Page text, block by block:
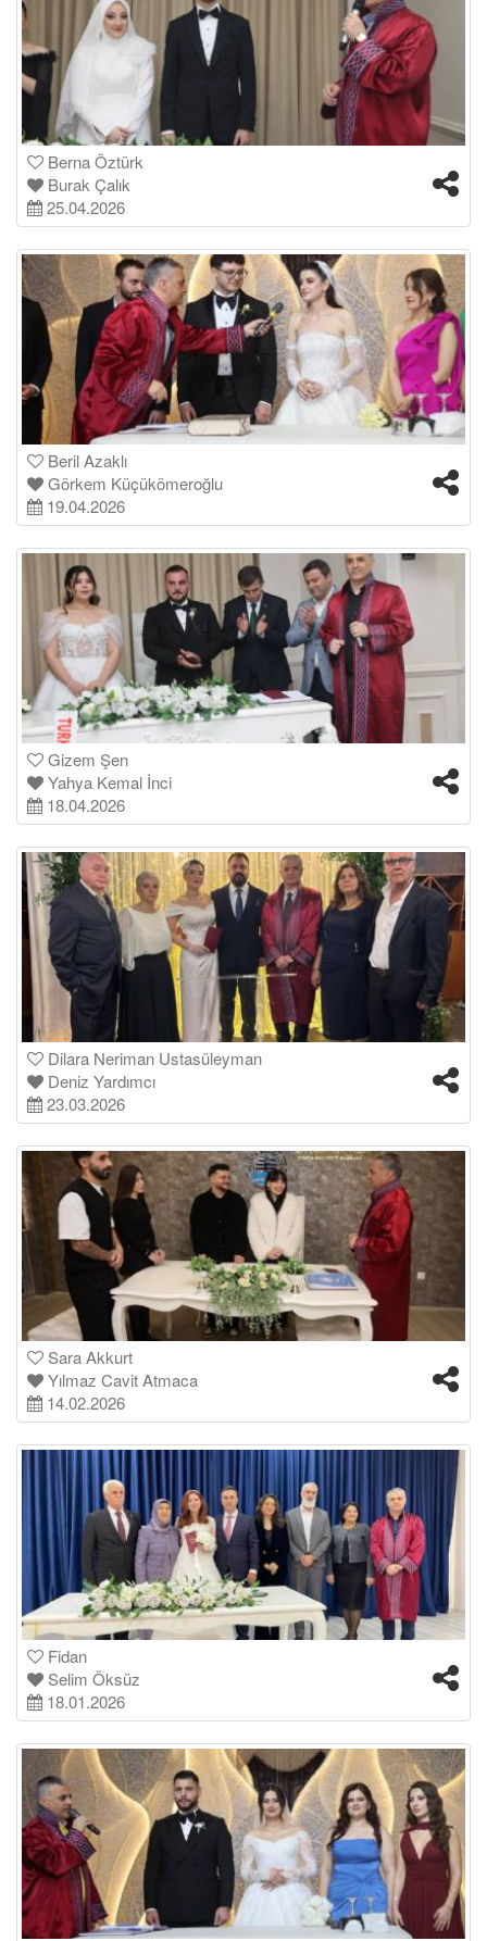
Berna Öztürk
Burak Çalık
25.04.2026
Beril Azaklı
Görkem Küçükömeroğlu
19.04.2026
Gizem Şen
Yahya Kemal İnci
18.04.2026
Dilara Neriman Ustasüleyman
Deniz Yardımcı
23.03.2026
Sara Akkurt
Yılmaz Cavit Atmaca
14.02.2026
Fidan
Selim Öksüz
18.01.2026